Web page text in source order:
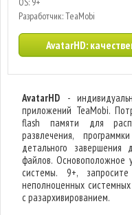
Разработчик: TeaMobi
AvatarHD:
AvatarHD -
приложений TeaMobi.
flash памяти для
развлечения,
детального завершения
файлов. Основоположное
системы. 9+,
неполноценных
с разархивированием.